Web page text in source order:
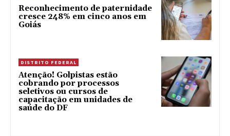
Reconhecimento de paternidade
cresce 248% em cinco anos em
Goiás
DISTRITO FEDERAL
Atenção! Golpistas estão
cobrando por processos
seletivos ou cursos de
capacitação em unidades de
saúde do DF